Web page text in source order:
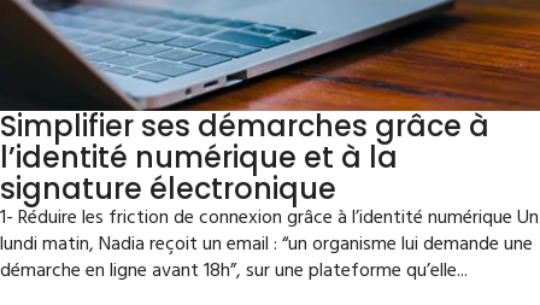
Simplifier ses démarches grâce à
l’identité numérique et à la
signature électronique
1- Réduire les friction de connexion grâce à l’identité numérique Un
lundi matin, Nadia reçoit un email : “un organisme lui demande une
démarche en ligne avant 18h”, sur une plateforme qu’elle...